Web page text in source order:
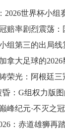
2026世界杯小组
率剧烈震荡：国
组第三的出局
拿大足球的
荣光：阿根廷三
昏：G组权力版
峰纪元·不灭之
：赤道雄狮再